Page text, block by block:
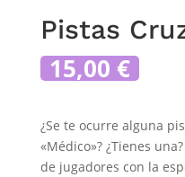
Pistas
15,00 €
¿Se te ocurre alguna
«Médico»? ¿Tienes
de jugadores con la